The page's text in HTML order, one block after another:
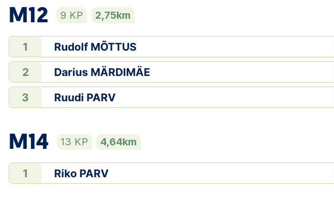
M12 9 KP 2,75km
1 Rudolf MÕTTUS
2 Darius MÄRDIMÄE
3 Ruudi PARV
M14 13 KP 4,64km
1 Riko PARV